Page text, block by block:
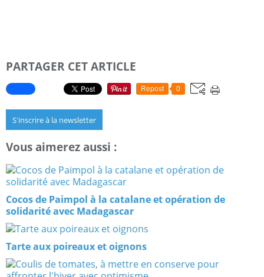
PARTAGER CET ARTICLE
Repost 0
S'inscrire à la newsletter
Vous aimerez aussi :
Cocos de Paimpol à la catalane et opération de
solidarité avec Madagascar
Tarte aux poireaux et oignons